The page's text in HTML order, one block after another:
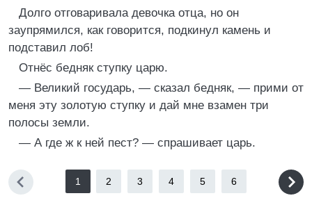
Долго отговаривала девочка отца, но он
заупрямился, как говорится, подкинул камень и
подставил лоб!
Отнёс бедняк ступку царю.
— Великий государь, — сказал бедняк, — прими от
меня эту золотую ступку и дай мне взамен три
полосы земли.
— А где ж к ней пест? — спрашивает царь.
1 2 3 4 5 6